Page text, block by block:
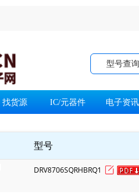
型号查询
找货源 IC/元器件 电子资
型号
DRV8706SQRHBRQ1